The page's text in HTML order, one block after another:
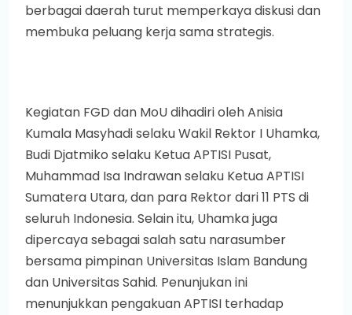
berbagai daerah turut memperkaya diskusi dan
membuka peluang kerja sama strategis.
Kegiatan FGD dan MoU dihadiri oleh Anisia
Kumala Masyhadi selaku Wakil Rektor I Uhamka,
Budi Djatmiko selaku Ketua APTISI Pusat,
Muhammad Isa Indrawan selaku Ketua APTISI
Sumatera Utara, dan para Rektor dari 11 PTS di
seluruh Indonesia. Selain itu, Uhamka juga
dipercaya sebagai salah satu narasumber
bersama pimpinan Universitas Islam Bandung
dan Universitas Sahid. Penunjukan ini
menunjukkan pengakuan APTISI terhadap